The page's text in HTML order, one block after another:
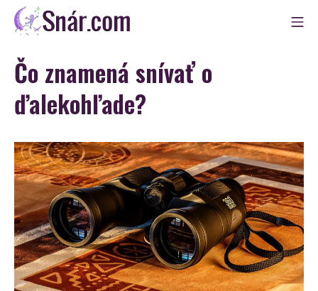
Skip
Snár
Čo znamená snívať o
ďalekohľade?